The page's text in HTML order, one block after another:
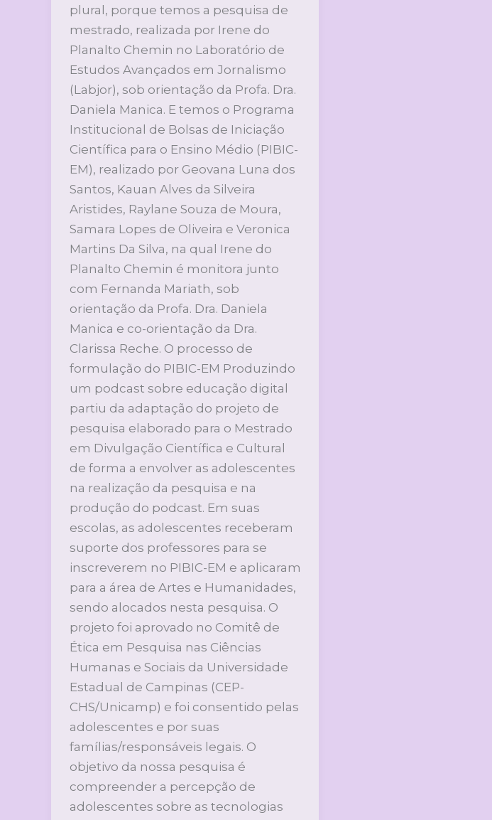
plural, porque temos a pesquisa de
mestrado, realizada por Irene do
Planalto Chemin no Laboratório de
Estudos Avançados em Jornalismo
(Labjor), sob orientação da Profa. Dra.
Daniela Manica. E temos o Programa
Institucional de Bolsas de Iniciação
Científica para o Ensino Médio (PIBIC-
EM), realizado por Geovana Luna dos
Santos, Kauan Alves da Silveira
Aristides, Raylane Souza de Moura,
Samara Lopes de Oliveira e Veronica
Martins Da Silva, na qual Irene do
Planalto Chemin é monitora junto
com Fernanda Mariath, sob
orientação da Profa. Dra. Daniela
Manica e co-orientação da Dra.
Clarissa Reche. O processo de
formulação do PIBIC-EM Produzindo
um podcast sobre educação digital
partiu da adaptação do projeto de
pesquisa elaborado para o Mestrado
em Divulgação Científica e Cultural
de forma a envolver as adolescentes
na realização da pesquisa e na
produção do podcast. Em suas
escolas, as adolescentes receberam
suporte dos professores para se
inscreverem no PIBIC-EM e aplicaram
para a área de Artes e Humanidades,
sendo alocados nesta pesquisa. O
projeto foi aprovado no Comitê de
Ética em Pesquisa nas Ciências
Humanas e Sociais da Universidade
Estadual de Campinas (CEP-
CHS/Unicamp) e foi consentido pelas
adolescentes e por suas
famílias/responsáveis legais. O
objetivo da nossa pesquisa é
compreender a percepção de
adolescentes sobre as tecnologias